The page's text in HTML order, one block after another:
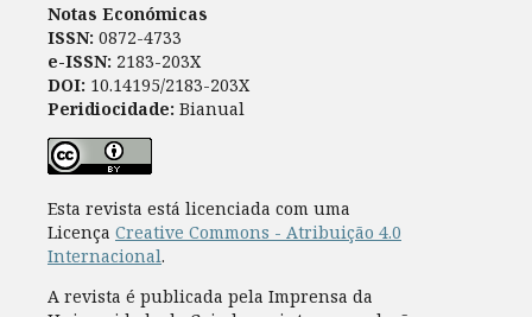
Notas Económicas
ISSN: 0872-4733
e-ISSN: 2183-203X
DOI: 10.14195/2183-203X
Peridiocidade: Bianual
Esta revista está licenciada com uma
Licença Creative Commons - Atribuição 4.0
Internacional.
A revista é publicada pela Imprensa da